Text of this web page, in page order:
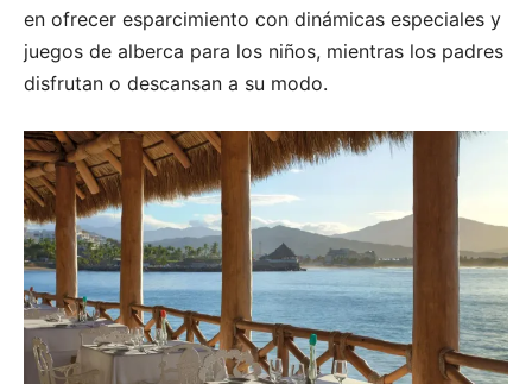
en ofrecer esparcimiento con dinámicas especiales y
juegos de alberca para los niños, mientras los padres
disfrutan o descansan a su modo.